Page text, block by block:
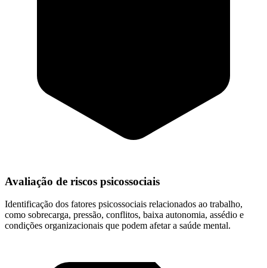
Avaliação de riscos psicossociais
Identificação dos fatores psicossociais relacionados ao trabalho,
como sobrecarga, pressão, conflitos, baixa autonomia, assédio e
condições organizacionais que podem afetar a saúde mental.